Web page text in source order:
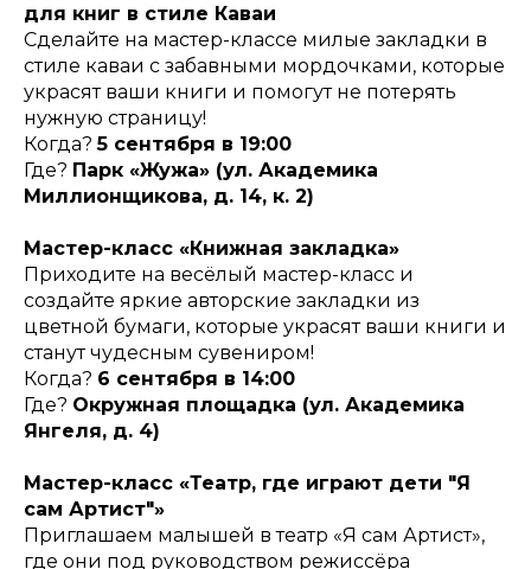
для книг в стиле Каваи
Сделайте на мастер-классе милые закладки в
стиле каваи с забавными мордочками, которые
украсят ваши книги и помогут не потерять
нужную страницу!
Когда?5 сентября в 19:00
Где? Парк «Жужа» (ул. Академика
Миллионщикова, д. 14, к. 2)
Мастер-класс «Книжная закладка»
Приходите на весёлый мастер-класс и
создайте яркие авторские закладки из
цветной бумаги, которые украсят ваши книги и
станут чудесным сувениром!
Когда? 6 сентября в 14:00
Где? Окружная площадка (ул. Академика
Янгеля, д. 4)
Мастер-класс «Театр, где играют дети "Я
сам Артист"»
Приглашаем малышей в театр «Я сам Артист»,
где они под руководством режиссёра